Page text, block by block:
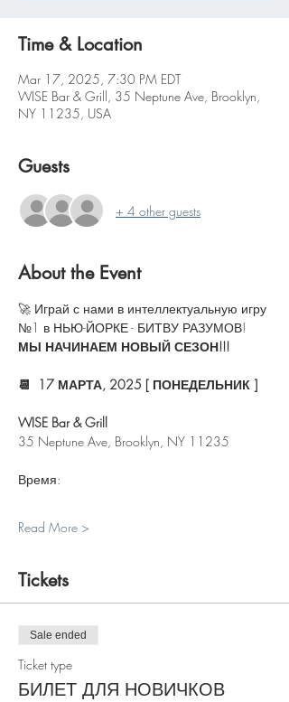
Time & Location
Mar 17, 2025, 7:30 PM EDT
WISE Bar & Grill, 35 Neptune Ave, Brooklyn,
NY 11235, USA
Guests
+ 4 other guests
About the Event
🚀 Играй с нами в интеллектуальную игру
№1 в НЬЮ-ЙОРКЕ - БИТВУ РАЗУМОВ!
МЫ НАЧИНАЕМ НОВЫЙ СЕЗОН!!!
📆  17 МАРТА, 2025 [ ПОНЕДЕЛЬНИК ]
WISE Bar & Grill
35 Neptune Ave, Brooklyn, NY 11235
Время:
Read More >
Tickets
Sale ended
Ticket type
БИЛЕТ ДЛЯ НОВИЧКОВ